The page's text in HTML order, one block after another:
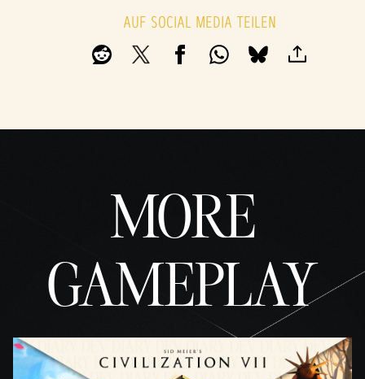
AUF SOCIAL MEDIA TEILEN
MORE
GAMEPLAY